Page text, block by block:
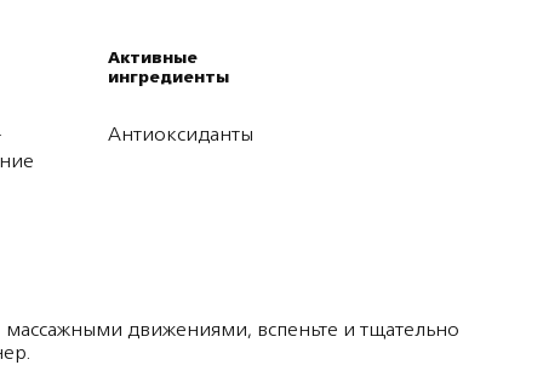
Активные
ингредиенты
Антиоксиданты
движениями, вспеньте и тщательно